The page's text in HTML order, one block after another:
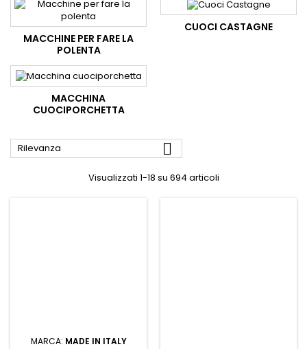
MACCHINE PER FARE LA
POLENTA
CUOCI CASTAGNE
MACCHINA
CUOCIPORCHETTA
Rilevanza 
Visualizzati 1-18 su 694 articoli
MARCA: MADE IN ITALY